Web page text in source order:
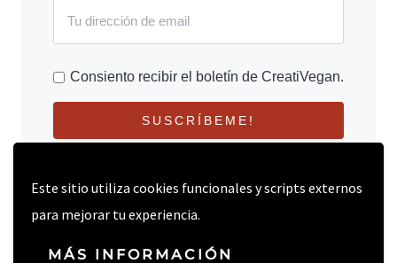
Este sitio utiliza cookies funcionales y scripts externos
para mejorar tu experiencia.
MÁS INFORMACIÓN
Consiento recibir el boletín de CreatiVegan.
SUSCRÍBEME!